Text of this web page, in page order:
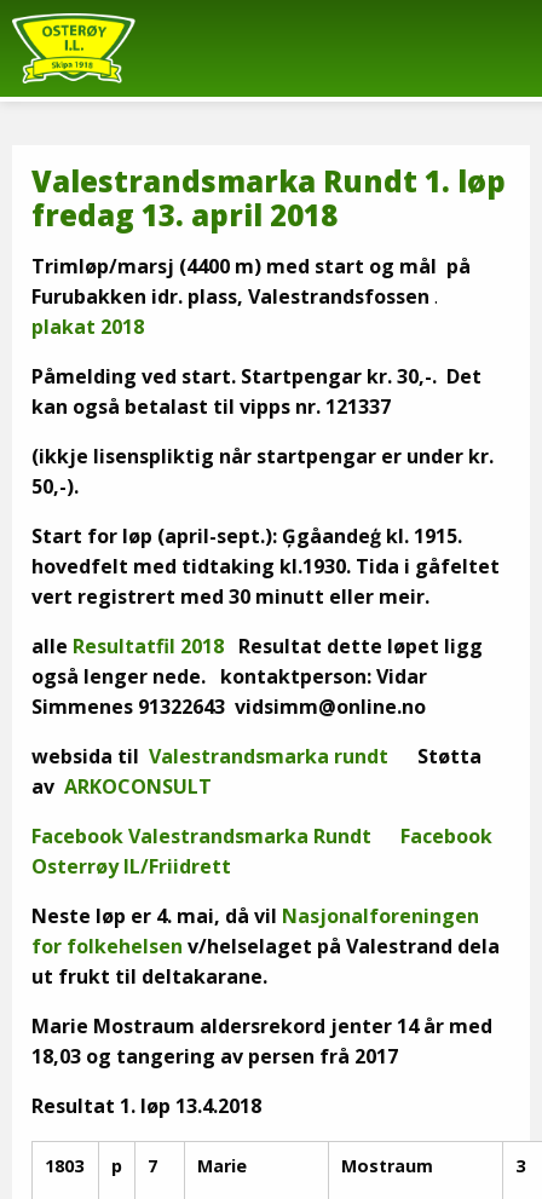
Valestrandsmarka Rundt 1. løp
fredag 13. april 2018
Trimløp/marsj (4400 m) med start og mål på
Furubakken idr. plass, Valestrandsfossen .
plakat 2018
Påmelding ved start. Startpengar kr. 30,-. Det
kan også betalast til vipps nr. 121337
(ikkje lisenspliktig når startpengar er under kr.
50,-).
Start for løp (april-sept.): Ģgåandeģ kl. 1915.
hovedfelt med tidtaking kl.1930. Tida i gåfeltet
vert registrert med 30 minutt eller meir.
alle Resultatfil 2018 Resultat dette løpet ligg
også lenger nede. kontaktperson: Vidar
Simmenes 91322643 vidsimm@online.no
websida til Valestrandsmarka rundt Støtta
av ARKOCONSULT
Facebook Valestrandsmarka Rundt
Facebook
Osterrøy IL/Friidrett
Neste løp er 4. mai, då vil Nasjonalforeningen
for folkehelsen v/helselaget på Valestrand dela
ut frukt til deltakarane.
Marie Mostraum aldersrekord jenter 14 år med
18,03 og tangering av persen frå 2017
Resultat 1. løp 13.4.2018
1803 p 7 Marie Mostraum 3